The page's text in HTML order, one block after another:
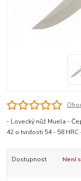
- Lovecký nůž Muela -
42 o tvrdosti 54 - 58 HRC
Dostupnost Není